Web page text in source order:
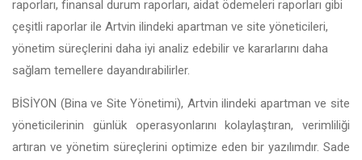
raporları, finansal durum raporları, aidat ödemeleri raporları gibi
çeşitli raporlar ile Artvin ilindeki apartman ve site yöneticileri,
yönetim süreçlerini daha iyi analiz edebilir ve kararlarını daha
sağlam temellere dayandırabilirler.
BİSİYON (Bina ve Site Yönetimi), Artvin ilindeki apartman ve site
yöneticilerinin günlük operasyonlarını kolaylaştıran, verimliliği
artıran ve yönetim süreçlerini optimize eden bir yazılımdır. Sade